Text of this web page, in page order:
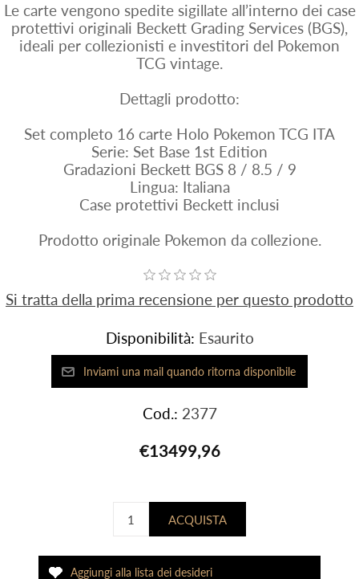
Le carte vengono spedite sigillate all’interno dei case
protettivi originali Beckett Grading Services (BGS),
ideali per collezionisti e investitori del Pokemon
TCG vintage.
Dettagli prodotto:
Set completo 16 carte Holo Pokemon TCG ITA
Serie: Set Base 1st Edition
Gradazioni Beckett BGS 8 / 8.5 / 9
Lingua: Italiana
Case protettivi Beckett inclusi
Prodotto originale Pokemon da collezione.
Si tratta della prima recensione per questo prodotto
Disponibilità: Esaurito
Cod.: 2377
€13499,96